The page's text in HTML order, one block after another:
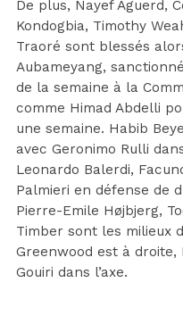
De plus, Nayef Aguerd,
Kondogbia, Timothy
Traoré sont blessés
Aubameyang,
de la semaine à la
comme Himad Abdelli
une semaine. Habib
avec Geronimo Rulli
Leonardo Balerdi,
Palmieri en défense de
Pierre-Emile Højbjerg,
Timber sont les milieux
Greenwood est à droite,
Gouiri dans l’axe.